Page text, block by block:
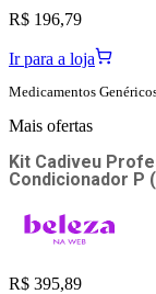
R$ 196,79
Ir para a loja
Medicamentos
Mais ofertas
Kit Cadiveu
Condicionador P
R$ 395,89